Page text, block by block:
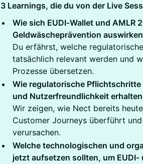
3 Learnings, die du von der Live
Wie sich EUDI‑Wallet und
Geldwäscheprävention auswirken
Du erfährst, welche
tatsächlich relevant werden und
Prozesse übersetzen.
Wie regulatorische
und Nutzerfreundlichkeit
Wir zeigen, wie Nect bereits
Customer Journeys überführt
verursachen.
Welche technologischen und
jetzt aufsetzen sollten, um EUDI‑